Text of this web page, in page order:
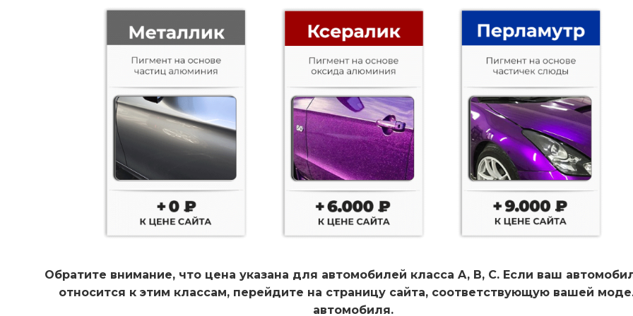
Обратите внимание, что цена указана для автомобилей класса A, B, C. Если ваш
относится к этим классам, перейдите на страницу сайта, соответствующую вашей
автомобиля.